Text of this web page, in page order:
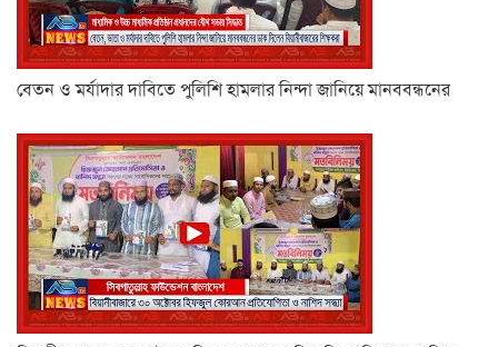
বেতন ও মর্যাদার দাবিতে পুলিশি হামলার নিন্দা জানিয়ে মানববন্ধনের